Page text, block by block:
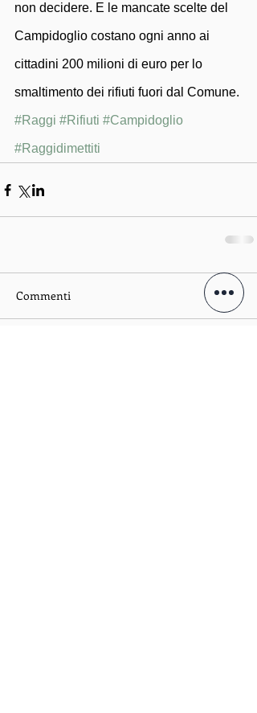
non decidere. E le mancate scelte del
Campidoglio costano ogni anno ai
cittadini 200 milioni di euro per lo
smaltimento dei rifiuti fuori dal Comune.
#Raggi #Rifiuti #Campidoglio
#Raggidimettiti
Commenti